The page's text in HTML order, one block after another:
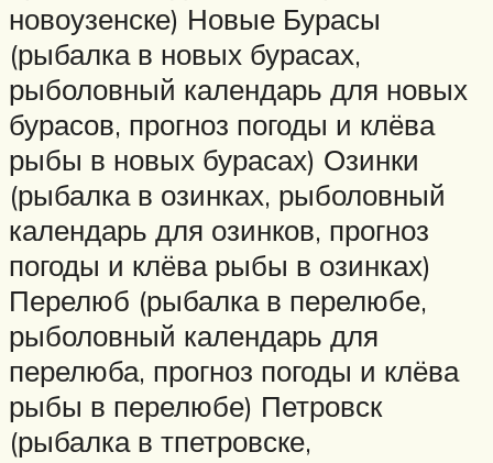
новоузенске) Новые Бурасы
(рыбалка в новых бурасах,
рыболовный календарь для новых
бурасов, прогноз погоды и клёва
рыбы в новых бурасах) Озинки
(рыбалка в озинках, рыболовный
календарь для озинков, прогноз
погоды и клёва рыбы в озинках)
Перелюб (рыбалка в перелюбе,
рыболовный календарь для
перелюба, прогноз погоды и клёва
рыбы в перелюбе) Петровск
(рыбалка в тпетровске,